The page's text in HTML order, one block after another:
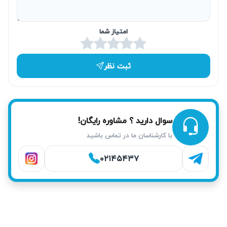
تیم پشتیبانی آریابهکار تلاش می‌کند برای تعمیر لوازم خانگی در
محدوده ستارخان همان روز اعزام تکنسین صورت گیرد. این
سرویس بیشتر موارد تعمیرات یخچال و لباسشویی را در محل
انجام می‌شود و نیازی به حمل دستگاه نیست. این موضوع باعث
مطمئن را تضمین می‌کند.
امتیاز شما
ثبت نظر
سوال دارید ؟ مشاوره رایگان!
با کارشناسان ما در تماس باشید
۰۲۱۴۵۴۳۷